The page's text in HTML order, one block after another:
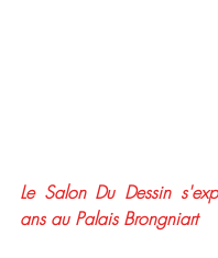
Le Salon Du Dessin
ans au Palais Brongniart